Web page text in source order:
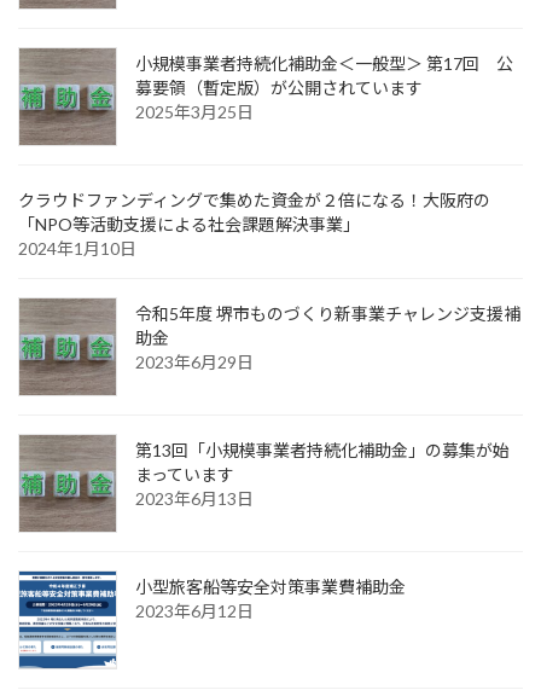
小規模事業者持続化補助金＜一般型＞ 第17回 公
募要領（暫定版）が公開されています
2025年3月25日
クラウドファンディングで集めた資金が２倍になる！大阪府の
「NPO等活動支援による社会課題解決事業」
2024年1月10日
令和5年度 堺市ものづくり新事業チャレンジ支援補
助金
2023年6月29日
第13回「小規模事業者持続化補助金」の募集が始
まっています
2023年6月13日
小型旅客船等安全対策事業費補助金
2023年6月12日